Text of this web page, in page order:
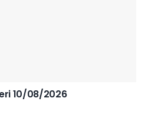
10/08/2026